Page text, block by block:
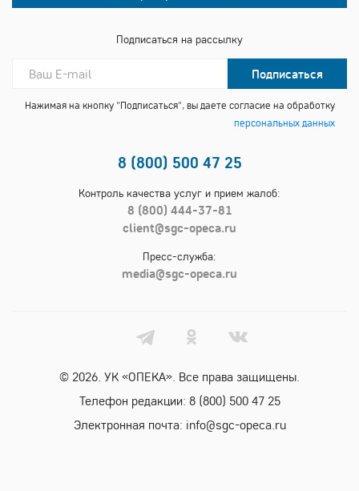
Подписаться на рассылку
Подписаться
Нажимая на кнопку "Подписаться", вы даете согласие на обработку
персональных данных
8 (800) 500 47 25
Контроль качества услуг и прием жалоб:
8 (800) 444-37-81
client@sgc-opeca.ru
Пресс-служба:
media@sgc-opeca.ru
© 2026. УК «ОПЕКА». Все права защищены.
Телефон редакции: 8 (800) 500 47 25
Электронная почта: info@sgc-opeca.ru